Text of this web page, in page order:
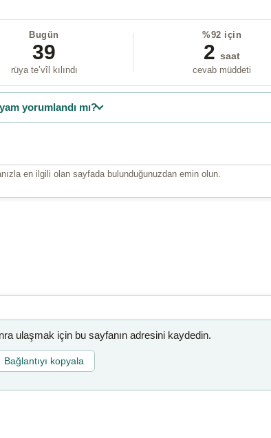
Bugün
39
rüya te’vîl kılındı
%92 için
2 saat
cevab müddeti
yorumlandı mı?
en ilgili olan sayfada bulunduğunuzdan emin olun.
ulaşmak için bu sayfanın adresini kaydedin.
Bağlantıyı kopyala